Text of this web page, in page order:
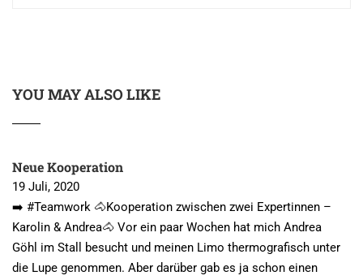
YOU MAY ALSO LIKE
Neue Kooperation
19 Juli, 2020
➡️ #Teamwork 🐴Kooperation zwischen zwei Expertinnen –
Karolin & Andrea🐴 Vor ein paar Wochen hat mich Andrea
Göhl im Stall besucht und meinen Limo thermografisch unter
die Lupe genommen. Aber darüber gab es ja schon einen